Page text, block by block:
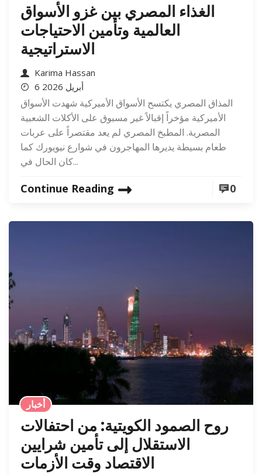
الغذاء المصري بين غزو الأسواق
العالمية وتأمين الاحتياجات
الاستراتيجية
Karima Hassan
6 أبريل 2026
المذاق المصري يكتسح الأسواق الأميركية شهدت الأسواق
الأميركية مؤخراً إقبالاً غير مسبوق على الأكلات الشعبية
المصرية. المطبخ المصري لم يعد مقتصراً على عربات
طعام بسيطة يديرها المهاجرون في شوارع نيويورك كما
كان الحال في...
Continue Reading 0
أخبار
روح الصمود الكويتية: من احتفالات
الاستقلال إلى تأمين شرايين
الاقتصاد وقت الأزمات